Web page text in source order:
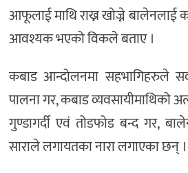
आफूलाई माथि राख्न खोज्ने बालेनलाई
आवश्यक भएको विकले बताए ।
कबाड आन्दोलनमा सहभागिहरुले
पालना गर, कबाड व्यवसायीमाथिको
गुण्डागर्दी एवं तोडफोड बन्द गर,
साराले लगायतका नारा लगाएका छन् ।